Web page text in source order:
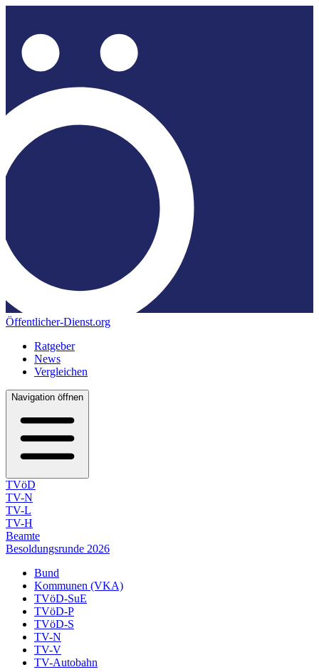
Öffentlicher-Dienst.org
Ratgeber
News
Vergleichen
Navigation öffnen
TVöD
TV-N
TV-L
TV-H
Beamte
Besoldungsrunde 2026
Bund
Kommunen (VKA)
TVöD-SuE
TVöD-P
TVöD-S
TV-N
TV-V
TV-Autobahn